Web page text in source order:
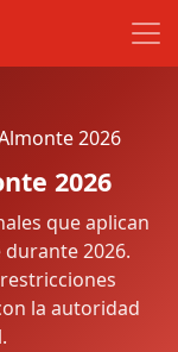
2026
2026
que aplican
2026.
la autoridad